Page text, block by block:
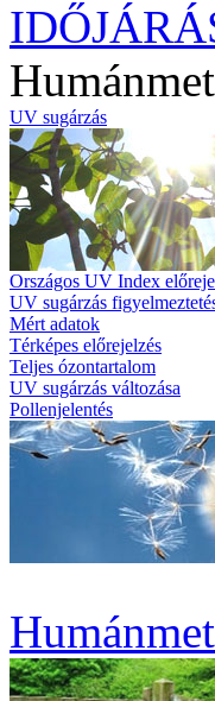
UV sugárzás
Országos UV Index
UV sugárzás
Mért adatok
Térképes előrejelzés
Teljes ózontartalom
UV sugárzás változása
Pollenjelentés